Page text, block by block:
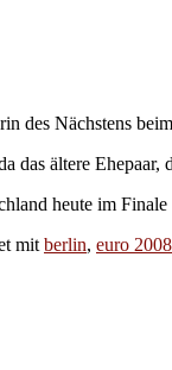
des Nächstens
das ältere
heute im
mit berlin, euro 2008